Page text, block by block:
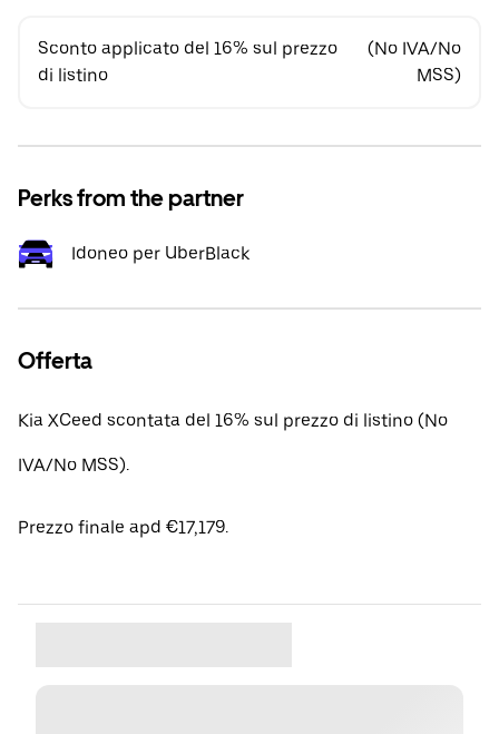
Sconto applicato del 16% sul prezzo
di listino
(No IVA/No
MSS)
Perks from the partner
Idoneo per UberBlack
Offerta
Kia XCeed scontata del 16% sul prezzo di listino (No
IVA/No MSS).
Prezzo finale apd €17,179.